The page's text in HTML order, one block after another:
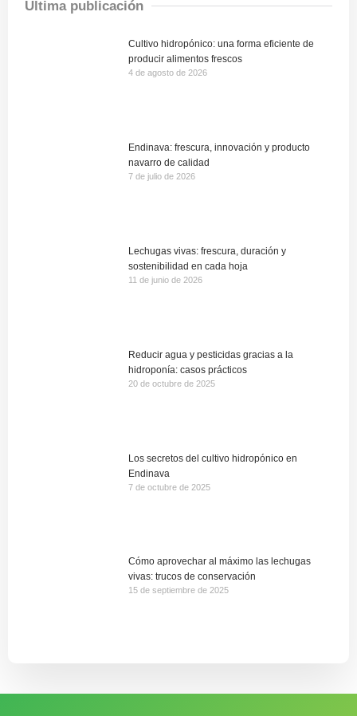
Última publicación
Cultivo hidropónico: una forma eficiente de
producir alimentos frescos
4 de agosto de 2026
Endinava: frescura, innovación y producto
navarro de calidad
7 de julio de 2026
Lechugas vivas: frescura, duración y
sostenibilidad en cada hoja
11 de junio de 2026
Reducir agua y pesticidas gracias a la
hidroponía: casos prácticos
20 de octubre de 2025
Los secretos del cultivo hidropónico en
Endinava
7 de octubre de 2025
Cómo aprovechar al máximo las lechugas
vivas: trucos de conservación
15 de septiembre de 2025